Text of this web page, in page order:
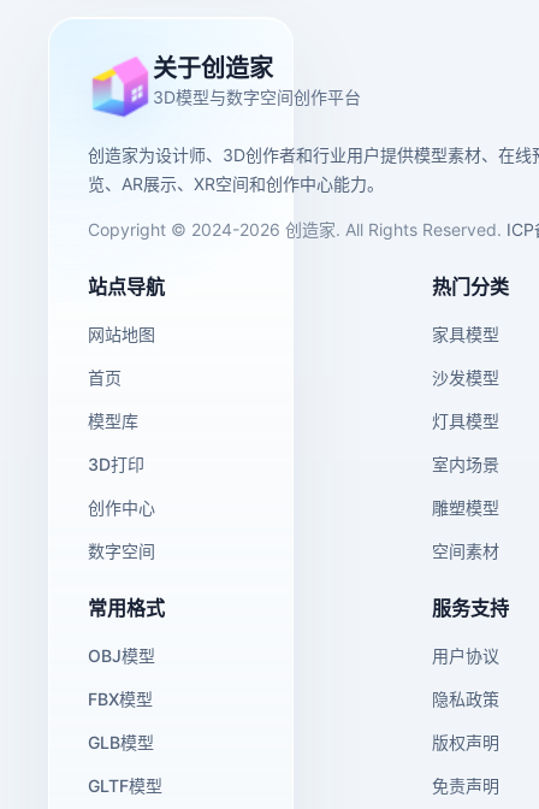
关于创造家
3D模型与数字空间创作平台
创造家为设计师、3D创作者和行业用户提供模型素材、在线
览、AR展示、XR空间和创作中心能力。
Copyright © 2024-2026 创造家. All Rights Reserved. ICP
站点导航
网站地图
首页
模型库
3D打印
创作中心
数字空间
热门分类
家具模型
沙发模型
灯具模型
室内场景
雕塑模型
空间素材
常用格式
OBJ模型
FBX模型
GLB模型
GLTF模型
服务支持
用户协议
隐私政策
版权声明
免责声明